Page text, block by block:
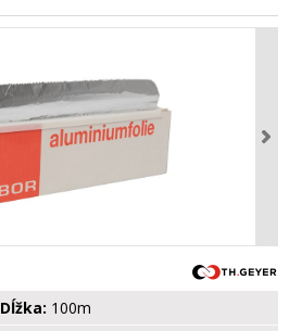
Dĺžka: 100m